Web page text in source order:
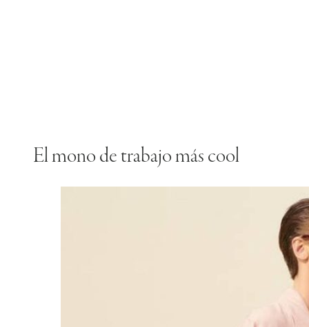
El mono de trabajo más cool